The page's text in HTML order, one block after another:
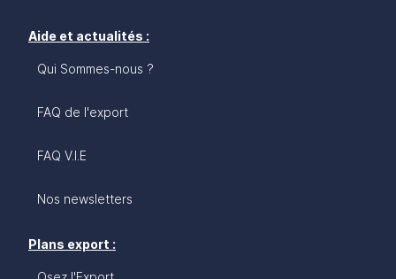
Aide et actualités :
Qui Sommes-nous ?
FAQ de l'export
FAQ V.I.E
Nos newsletters
Plans export :